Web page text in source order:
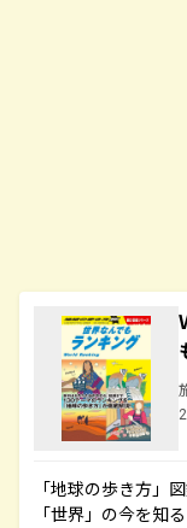
「地球の歩き方」
「世界」の今を知